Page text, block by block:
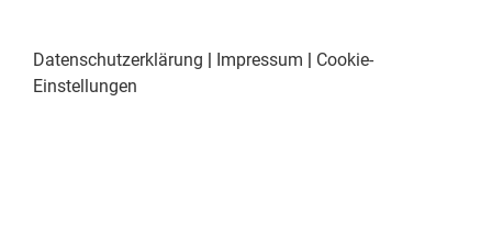
Datenschutzerklärung | Impressum | Cookie-
Einstellungen